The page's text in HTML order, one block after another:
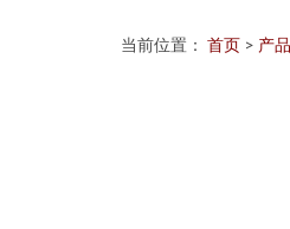
当前位置： 首页 > 产